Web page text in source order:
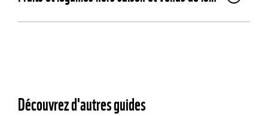
Découvrez d'autres guides